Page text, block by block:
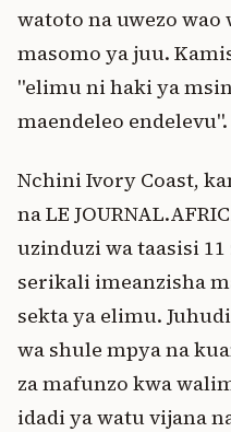
watoto na uwezo wao
masomo ya juu.
"elimu ni haki ya
maendeleo endelevu".
Nchini Ivory Coast,
na LE
uzinduzi wa taasisi
serikali imeanzisha
sekta ya elimu.
wa shule mpya na
za mafunzo kwa
idadi ya watu vijana